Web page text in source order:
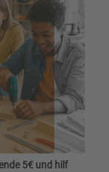
5€ und hilf